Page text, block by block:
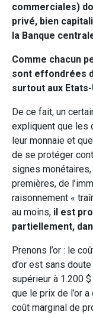
commerciales)
privé, bien
la Banque
Comme chacun
sont effondrées
surtout aux Etats-
De ce fait, un
expliquent que les
leur monnaie et
de se protéger
signes monétaires,
premières, de
raisonnement «
au moins, il est
partiellement,
Prenons l’or : le
d’or est sans
supérieur à 1.200
que le prix de l’or
coût marginal de